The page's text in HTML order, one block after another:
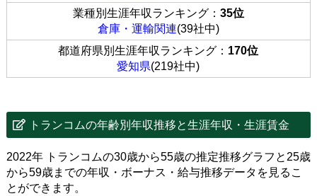
業種別生涯年収ランキング： 35位
倉庫・運輸関連(39社中)
都道府県別生涯年収ランキング： 170位
愛知県(219社中)
トランコムの年齢別年収推移と生涯年収・生涯賃金
2022年 トランコムの30歳から55歳の推定推移グラフと25歳
から59歳までの年収・ボーナス・給与推移データを見るこ
とができます。